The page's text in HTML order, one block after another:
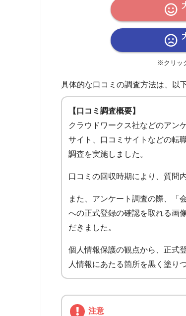
※クリッ
具体的な口コミの調査方法は、以
【口コミ調査概要】
クラウドワークス社などのアン
サイト、口コミサイトなどの転
調査を実施しました。
口コミの回収時期により、質問
また、アンケート調査の際、「
への正式登録の確認を取れる画
だきました。
個人情報保護の観点から、正式
人情報にあたる箇所を黒く塗り
注意